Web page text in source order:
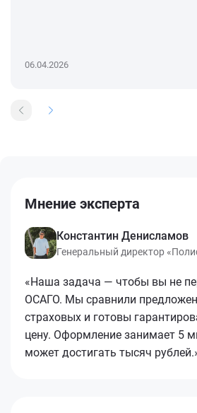
06.04.2026
Мнение эксперта
Константин Денисламов
Генеральный директор
«Наша задача — чтобы вы не
ОСАГО. Мы сравнили
страховых и готовы
цену. Оформление занимает 5
может достигать тысяч